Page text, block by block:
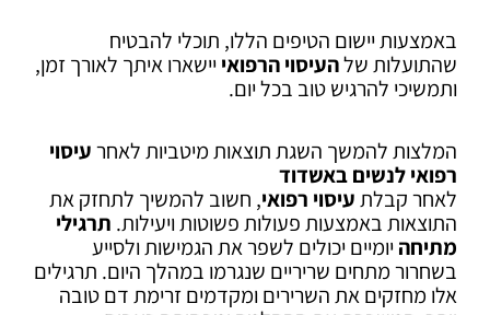
באמצעות יישום הטיפים הללו, תוכלי להבטיח
שהתועלות שלהעיסוי הרפואייישארו איתך לאורך זמן,
ותמשיכי להרגיש טוב בכל יום.
המלצות להמשך השגת תוצאות מיטביות לאחרעיסוי
רפואי לנשים באשדוד
לאחר קבלתעיסוי רפואי, חשוב להמשיך לתחזק את
התוצאות באמצעות פעולות פשוטות ויעילות. תרגילי
מתיחהיומיים יכולים לשפר את הגמישות ולסייע
בשחרור מתחים שריריים שנגרמו במהלך היום. תרגילים
אלו מחזקים את השרירים ומקדמים זרימת דם טובה